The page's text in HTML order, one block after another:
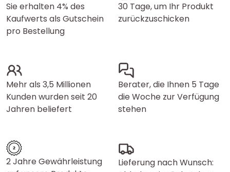
Sie erhalten 4% des
Kaufwerts als Gutschein
pro Bestellung
30 Tage, um Ihr Produkt
zurückzuschicken
Mehr als 3,5 Millionen
Kunden wurden seit 20
Jahren beliefert
Berater, die Ihnen 5 Tage
die Woche zur Verfügung
stehen
2 Jahre Gewährleistung
Lieferung nach Wunsch: